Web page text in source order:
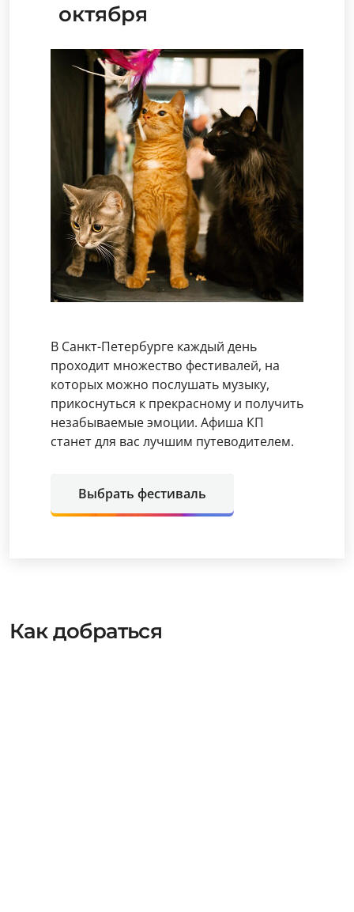
октября
В Санкт-Петербурге каждый день
проходит множество фестивалей, на
которых можно послушать музыку,
прикоснуться к прекрасному и получить
незабываемые эмоции. Афиша КП
станет для вас лучшим путеводителем.
Выбрать фестиваль
Как добраться